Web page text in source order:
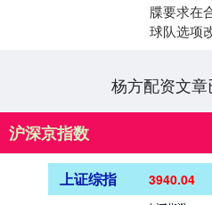
牒要求在
球队选项
杨方配资文
沪深京指数
上证综指 3940.04